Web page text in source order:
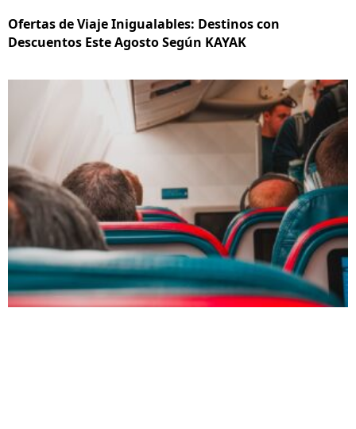
Ofertas de Viaje Inigualables: Destinos con
Descuentos Este Agosto Según KAYAK